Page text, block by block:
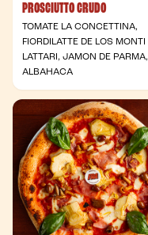
PROSCIUTTO CRUDO
TOMATE LA CONCETTINA,
FIORDILATTE DE LOS MONTI
LATTARI, JAMON DE PARMA,
ALBAHACA